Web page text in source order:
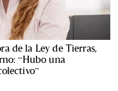
de la Ley de Tierras,
“Hubo una